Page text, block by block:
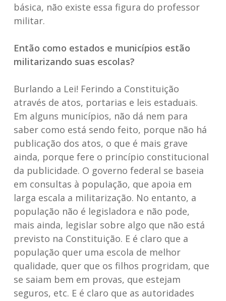
básica, não existe essa figura do professor
militar.
Então como estados e municípios estão
militarizando suas escolas?
Burlando a Lei! Ferindo a Constituição
através de atos, portarias e leis estaduais.
Em alguns municípios, não dá nem para
saber como está sendo feito, porque não há
publicação dos atos, o que é mais grave
ainda, porque fere o princípio constitucional
da publicidade. O governo federal se baseia
em consultas à população, que apoia em
larga escala a militarização. No entanto, a
população não é legisladora e não pode,
mais ainda, legislar sobre algo que não está
previsto na Constituição. E é claro que a
população quer uma escola de melhor
qualidade, quer que os filhos progridam, que
se saiam bem em provas, que estejam
seguros, etc. E é claro que as autoridades